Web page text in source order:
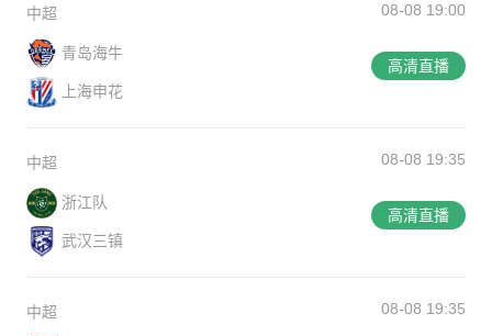
中超 08-08 19:00
青岛海牛
上海申花
高清直播
中超 08-08 19:35
浙江队
武汉三镇
高清直播
中超 08-08 19:35